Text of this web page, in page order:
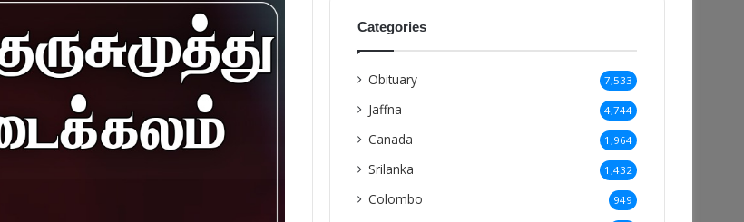
Categories
Obituary 7,533
Jaffna 4,744
Canada 1,964
Srilanka 1,432
Colombo 949